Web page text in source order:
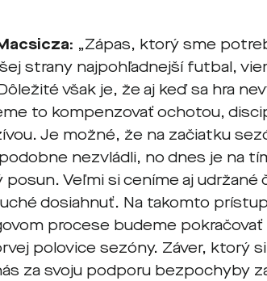
„Zápas, ktorý sme
strany najpohľadnejší futbal,
však je, že aj keď sa hra
to kompenzovať ochotou,
Je možné, že na začiatku
nezvládli, no dnes je na
posun. Veľmi si ceníme aj
dosiahnuť. Na takomto
procese budeme
polovice sezóny. Záver, ktorý
za svoju podporu bezpochyby